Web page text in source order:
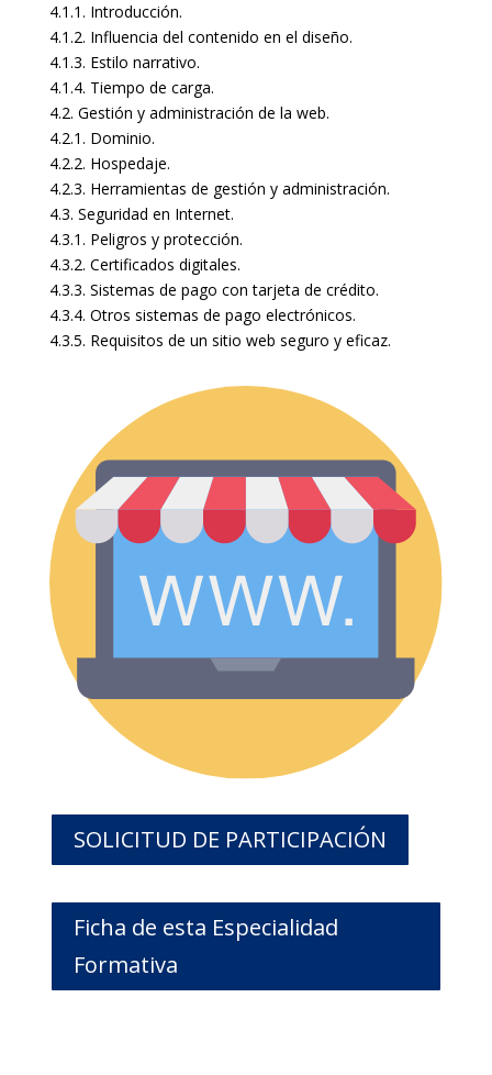
4.1.1. Introducción.
4.1.2. Influencia del contenido en el diseño.
4.1.3. Estilo narrativo.
4.1.4. Tiempo de carga.
4.2. Gestión y administración de la web.
4.2.1. Dominio.
4.2.2. Hospedaje.
4.2.3. Herramientas de gestión y administración.
4.3. Seguridad en Internet.
4.3.1. Peligros y protección.
4.3.2. Certificados digitales.
4.3.3. Sistemas de pago con tarjeta de crédito.
4.3.4. Otros sistemas de pago electrónicos.
4.3.5. Requisitos de un sitio web seguro y eficaz.
SOLICITUD DE PARTICIPACIÓN
Ficha de esta Especialidad
Formativa